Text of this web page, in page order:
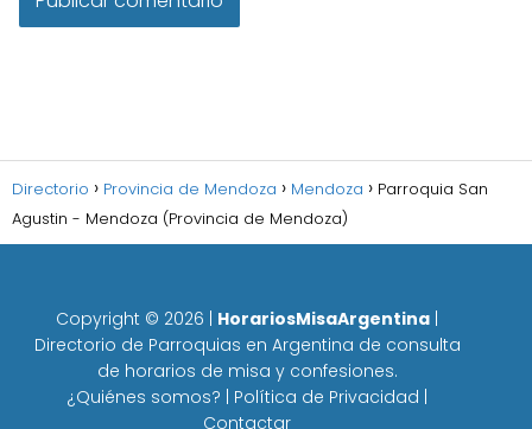
Directorio Provincia de Mendoza Mendoza
Parroquia San
Agustin - Mendoza (Provincia de Mendoza)
Copyright © 2026 HorariosMisaArgentina
Directorio de Parroquias en Argentina de consulta
de horarios de misa y confesiones.
¿Quiénes somos?
Política de Privacidad
Contactar